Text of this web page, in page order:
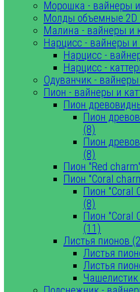
Морошка - вайнеры
Молды объемные 2D
Малина - вайнеры и
Нарцисс - вайнеры и
Нарцисс -
Нарцисс -
Одуванчик -
Пион - вайнеры и
Пион
Пион
(8)
Пион
(8)
Пион "Red
Пион "Coral
Пион "Coral
(8)
Пион "Coral
(11)
Листья пионов
Листья
Листья